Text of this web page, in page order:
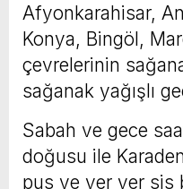
Afyonkarahisar,
Konya, Bingöl,
çevrelerinin
sağanak yağışlı
Sabah ve gece
doğusu ile
pus ve yer yer sis